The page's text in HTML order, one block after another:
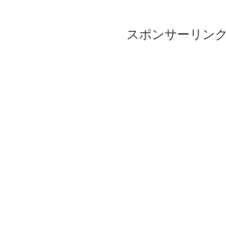
スポンサーリンク